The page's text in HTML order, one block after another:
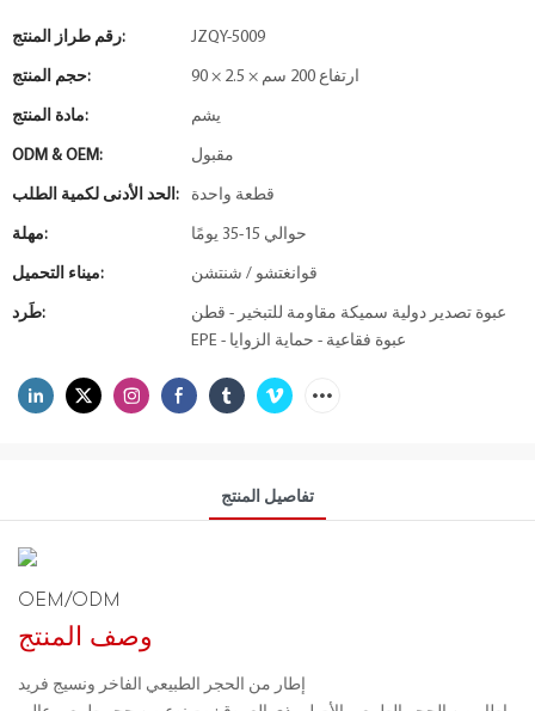
رقم طراز المنتج: JZQY-5009
حجم المنتج: 90 × 2.5 × ارتفاع 200 سم
مادة المنتج: يشم
ODM & OEM: مقبول
الحد الأدنى لكمية الطلب: قطعة واحدة
مهلة: حوالي 15-35 يومًا
ميناء التحميل: قوانغتشو / شنتشن
طَرد:
عبوة تصدير دولية سميكة مقاومة للتبخير - قطن
EPE - عبوة فقاعية - حماية الزوايا
تفاصيل المنتج
OEM/ODM
وصف المنتج
إطار من الحجر الطبيعي الفاخر ونسيج فريد